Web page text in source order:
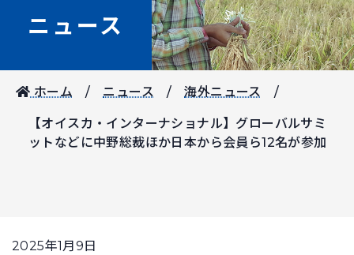
ニュース
ホーム ニュース 海外ニュース
【オイスカ・インターナショナル】グローバルサミ
ットなどに中野総裁ほか日本から会員ら12名が参加
2025年1月9日